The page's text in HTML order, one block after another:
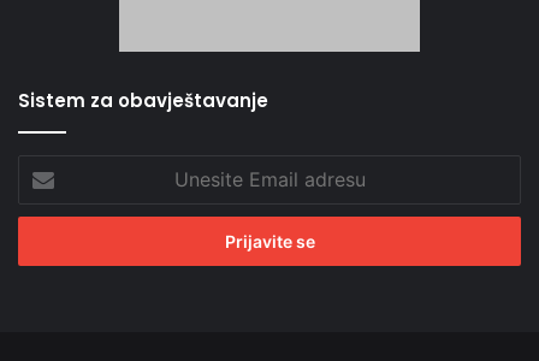
Sistem za obavještavanje
Email
adresu